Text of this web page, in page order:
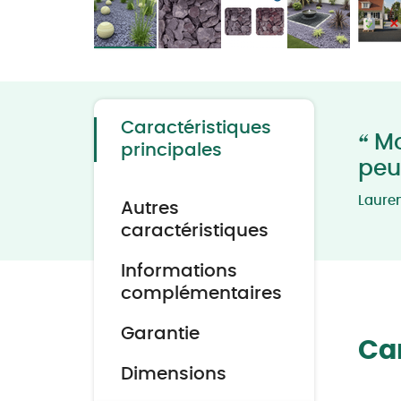
of
the
images
“
Caractéristiques
principales
Autres
caractéristiques
Informations
complémentaires
Garantie
Dimensions